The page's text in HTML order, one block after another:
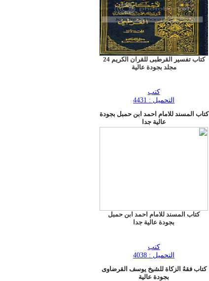
كتاب تفسير القرطبى للقران الكريم 24
مجلد بجودة عالية
كتب
التحميل : 4431
كتاب المسند للامام احمد ابن حمبل بجودة
عالية جدا
كتاب المسند للامام احمد ابن حمبل
بجودة عالية جدا
كتب
التحميل : 4038
كتاب فقهُ الزكاة للشيخ يوسف القرضاوى
بجودة عالية